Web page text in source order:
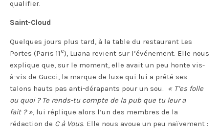
qualifier.
Saint-Cloud
Quelques jours plus tard, à la table du restaurant Les
Portes (Paris 11 e), Luana revient sur l’événement. Elle nous
explique que, sur le moment, elle avait un peu honte vis-
à-vis de Gucci, la marque de luxe qui lui a prêté ses
talons hauts pas anti-dérapants pour un sou.
« T’es folle
ou quoi ? Te rends-tu compte de la pub que tu leur a
fait ? », lui réplique alors l’un des membres de la
rédaction de C à Vous. Elle nous avoue un peu naïvement :